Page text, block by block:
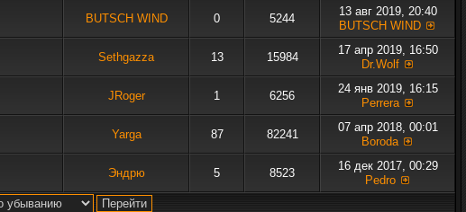
BUTSCH WIND 0 5244
13 авг 2019, 20:40
BUTSCH WIND
Sethgazza 13 15984
17 апр 2019, 16:50
Dr.Wolf
JRoger 1 6256
24 янв 2019, 16:15
Perrera
Yarga 87 82241
07 апр 2018, 00:01
Boroda
Эндрю 5 8523
16 дек 2017, 00:29
Pedro